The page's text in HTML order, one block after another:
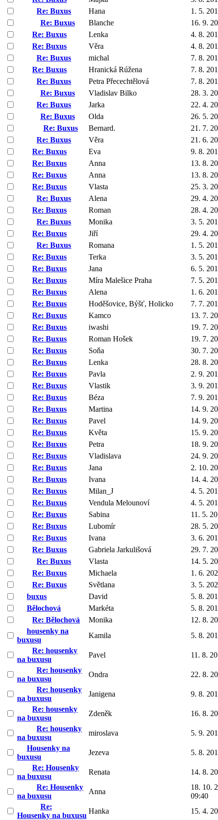
Re: Buxus
Hana
1. 5.
Re: Buxus
Blanche
16. 9.
Re: Buxus
Lenka
4. 8.
Re: Buxus
Věra
4. 8.
Re: Buxus
michal
7. 8.
Re: Buxus
Hranická Rúžena
7. 8.
Re: Buxus
Petra Přecechtělová
7. 8.
Re: Buxus
Vladislav Bilko
28. 3.
Re: Buxus
Jarka
22. 4.
Re: Buxus
Olda
26. 5.
Re: Buxus
Bernard.
21. 7.
Re: Buxus
Věra
21. 6.
Re: Buxus
Eva
9. 8.
Re: Buxus
Anna
13. 8.
Re: Buxus
Anna
13. 8.
Re: Buxus
Vlasta
25. 3.
Re: Buxus
Alena
29. 4.
Re: Buxus
Roman
28. 4.
Re: Buxus
Monika
3. 5.
Re: Buxus
Jiří
29. 4.
Re: Buxus
Romana
1. 5.
Re: Buxus
Terka
3. 5.
Re: Buxus
Jana
6. 5.
Re: Buxus
Míra Malešice Praha
7. 5.
Re: Buxus
Alena
1. 6.
Re: Buxus
Hoděšovice, Býšť, Holicko
7. 7.
Re: Buxus
Kamco
13. 7.
Re: Buxus
iwashi
19. 7.
Re: Buxus
Roman Hošek
19. 7.
Re: Buxus
Soňa
30. 7.
Re: Buxus
Lenka
28. 8.
Re: Buxus
Pavla
2. 9.
Re: Buxus
Vlastik
3. 9.
Re: Buxus
Béza
7. 9.
Re: Buxus
Martina
14. 9.
Re: Buxus
Pavel
14. 9.
Re: Buxus
Květa
15. 9.
Re: Buxus
Petra
18. 9.
Re: Buxus
Vladislava
24. 9.
Re: Buxus
Jana
2. 10.
Re: Buxus
Ivana
14. 4.
Re: Buxus
Milan_J
4. 5.
Re: Buxus
Vendula Melounoví
4. 5.
Re: Buxus
Sabina
11. 5.
Re: Buxus
Lubomír
28. 5.
Re: Buxus
Ivana
3. 6.
Re: Buxus
Gabriela Jarkulišová
29. 7.
Re: Buxus
Vlasta
14. 5.
Re: Buxus
Michaela
1. 6.
Re: Buxus
Světlana
3. 5.
buxus
David
5. 8.
Bělochová
Markéta
5. 8.
Re: Bělochová
Monika
12. 8.
housenky na
buxusu
Kamila
5. 8.
Re: housenky
na buxusu
Pavel
11. 8.
Re: housenky
na buxusu
Ondra
22. 8.
Re: housenky
na buxusu
Janigena
9. 8.
Re: housenky
na buxusu
Zdeněk
16. 8.
Re: housenky
na buxusu
miroslava
5. 9.
Housenky na
buxusu
Jezeva
5. 8.
Re: Housenky
na buxusu
Renata
14. 8.
Re: Housenky
na buxusu
Anna
18. 10.
09:40
Re:
Housenky na buxusu
Hanka
15. 4.